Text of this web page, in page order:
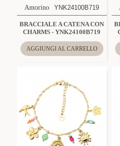
Amorino YNK24100B719
BRACCIALE A CATENA CON
CHARMS - YNK24100B719
AGGIUNGI AL CARRELLO